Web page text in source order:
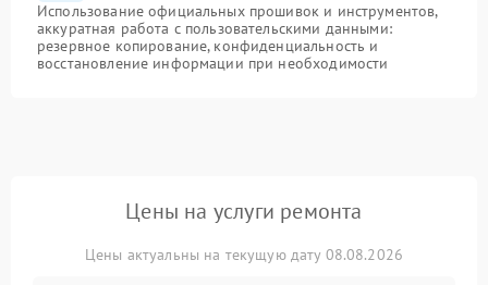
Использование официальных прошивок и инструментов,
аккуратная работа с пользовательскими данными:
резервное копирование, конфиденциальность и
восстановление информации при необходимости
Цены на услуги ремонта
Цены актуальны на текущую дату 08.08.2026